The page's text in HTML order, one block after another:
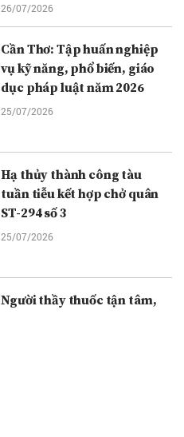
26/07/2026
Cần Thơ: Tập huấn nghiệp
vụ kỹ năng, phổ biến, giáo
dục pháp luật năm 2026
25/07/2026
Hạ thủy thành công tàu
tuần tiễu kết hợp chở quân
ST-294 số 3
25/07/2026
Người thầy thuốc tận tâm,